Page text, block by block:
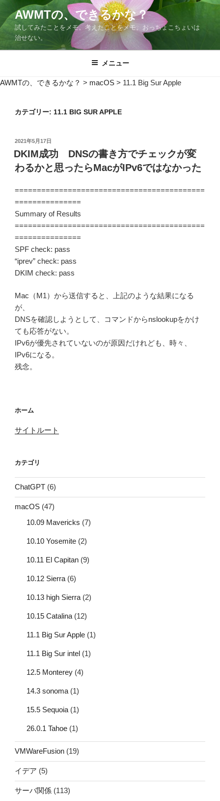
テ
ツ
キ
AWMTの、できるかな？
試してみたことをメモ。考えたことをメモ。おっちょこちょいは
治せない。
メニュー
AWMTの、できるかな？ > macOS > 11.1 Big Sur Apple
カテゴリー: 11.1 BIG SUR APPLE
投
稿
日:
2021年5月17日
DKIM成功 DNSの書き方でチェックが変
わるかと思ったらMacがIPv6ではなかった
===========================================
===============
Summary of Results
===========================================
===============
SPF check: pass
“iprev” check: pass
DKIM check: pass
Mac（M1）から送信すると、上記のような結果になる
が、
DNSを確認しようとして、コマンドからnslookupをかけ
ても応答がない。
IPv6が優先されていないのが原因だけれども、時々、
IPv6になる。
残念。
ホーム
サイトルート
カテゴリ
ChatGPT (6)
macOS (47)
10.09 Mavericks (7)
10.10 Yosemite (2)
10.11 El Capitan (9)
10.12 Sierra (6)
10.13 high Sierra (2)
10.15 Catalina (12)
11.1 Big Sur Apple (1)
11.1 Big Sur intel (1)
12.5 Monterey (4)
14.3 sonoma (1)
15.5 Sequoia (1)
26.0.1 Tahoe (1)
VMWareFusion (19)
イデア (5)
サーバ関係 (113)